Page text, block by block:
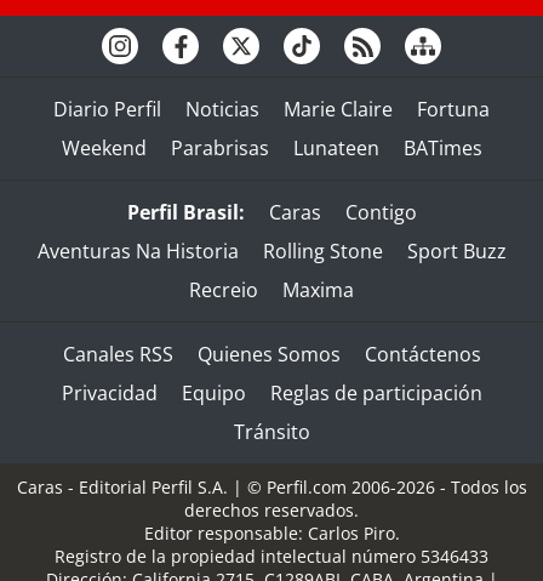
Diario Perfil Noticias Marie Claire
Fortuna
Weekend
Parabrisas Lunateen BATimes
Perfil Brasil: Caras
Contigo
Aventuras Na Historia
Rolling Stone
Sport Buzz
Recreio
Maxima
Canales RSS Quienes Somos
Contáctenos
Privacidad
Equipo
Reglas de participación
Tránsito
Caras - Editorial Perfil S.A. | © Perfil.com 2006-2026 - Todos los
derechos reservados.
Editor responsable: Carlos Piro.
Registro de la propiedad intelectual número 5346433